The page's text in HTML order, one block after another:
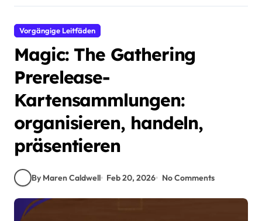
Vorgängige Leitfäden
Magic: The Gathering
Prerelease-
Kartensammlungen:
organisieren, handeln,
präsentieren
By Maren Caldwell Feb 20, 2026 No Comments